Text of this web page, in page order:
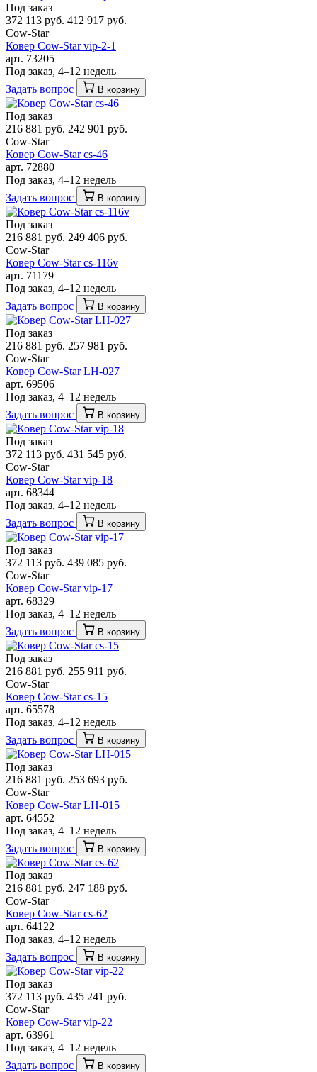
Под заказ
372 113 руб. 412 917 руб.
Cow-Star
Ковер Cow-Star vip-2-1
арт. 73205
Под заказ, 4–12 недель
Задать вопрос
В корзину
Под заказ
216 881 руб. 242 901 руб.
Cow-Star
Ковер Cow-Star cs-46
арт. 72880
Под заказ, 4–12 недель
Задать вопрос
В корзину
Под заказ
216 881 руб. 249 406 руб.
Cow-Star
Ковер Cow-Star cs-116v
арт. 71179
Под заказ, 4–12 недель
Задать вопрос
В корзину
Под заказ
216 881 руб. 257 981 руб.
Cow-Star
Ковер Cow-Star LH-027
арт. 69506
Под заказ, 4–12 недель
Задать вопрос
В корзину
Под заказ
372 113 руб. 431 545 руб.
Cow-Star
Ковер Cow-Star vip-18
арт. 68344
Под заказ, 4–12 недель
Задать вопрос
В корзину
Под заказ
372 113 руб. 439 085 руб.
Cow-Star
Ковер Cow-Star vip-17
арт. 68329
Под заказ, 4–12 недель
Задать вопрос
В корзину
Под заказ
216 881 руб. 255 911 руб.
Cow-Star
Ковер Cow-Star cs-15
арт. 65578
Под заказ, 4–12 недель
Задать вопрос
В корзину
Под заказ
216 881 руб. 253 693 руб.
Cow-Star
Ковер Cow-Star LH-015
арт. 64552
Под заказ, 4–12 недель
Задать вопрос
В корзину
Под заказ
216 881 руб. 247 188 руб.
Cow-Star
Ковер Cow-Star cs-62
арт. 64122
Под заказ, 4–12 недель
Задать вопрос
В корзину
Под заказ
372 113 руб. 435 241 руб.
Cow-Star
Ковер Cow-Star vip-22
арт. 63961
Под заказ, 4–12 недель
Задать вопрос
В корзину